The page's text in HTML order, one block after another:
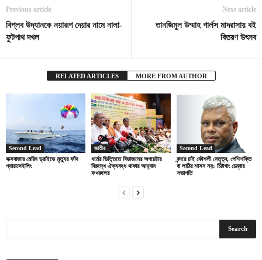
Previous article
বিপ্লব উদ্যানকে নয়ারূপ দেয়ার নামে নালা-
ফুটপাথ দখল
Next article
তানজিমুল উম্মাহ গার্লস মাদরাসায় বই
বিতরণ উৎসব
RELATED ARTICLES MORE FROM AUTHOR
Second Lead
কক্সবাজার মেরিন ড্রাইভে মৃত্যুর ফাঁদ
প্যারাসেইলিং
জাতীয়
ধর্মের ভিত্তিতে বিভাজনের অপচেষ্টার
বিরুদ্ধে ঐক্যবদ্ধ থাকার আহ্বান
ফখরুলের
Second Lead
বন্দরে চাই কৌশলী নেতৃত্ব, পেশিশক্তি
বা লাঠির শাসন নয়: চিটাগাং চেম্বার
সভাপতি